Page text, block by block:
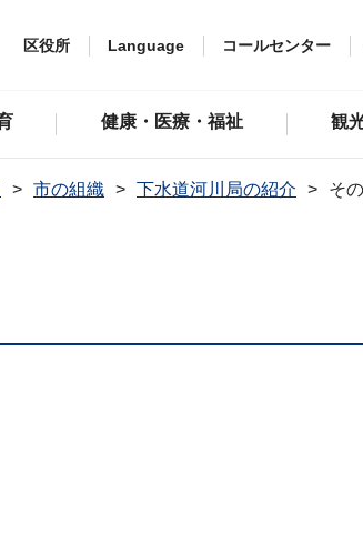
区役所 Language コールセンター
健康・医療・福祉 観
市の組織 下水道河川局の紹介 そ